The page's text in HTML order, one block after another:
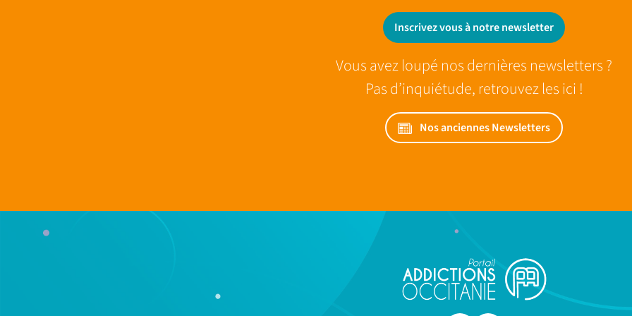
Inscrivez vous à notre newsletter
Vous avez loupé nos dernières newsletters ?
Pas d’inquiétude, retrouvez les ici !
Nos anciennes Newsletters